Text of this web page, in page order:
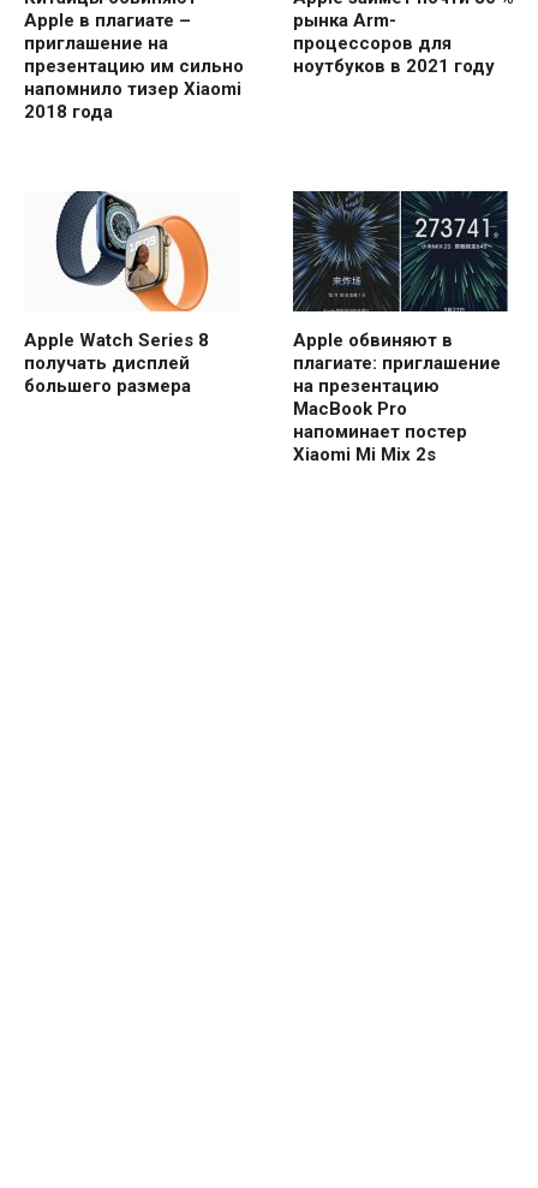
Apple в плагиате –
приглашение на
презентацию им сильно
напомнило тизер Xiaomi
2018 года
рынка Arm-
процессоров для
ноутбуков в 2021 году
Apple Watch Series 8
получать дисплей
большего размера
Apple обвиняют в
плагиате: приглашение
на презентацию
MacBook Pro
напоминает постер
Xiaomi Mi Mix 2s